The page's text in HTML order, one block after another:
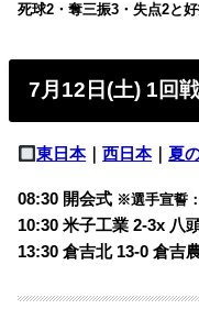
死球2・奪三振3・失点2と好
7月12日(土) 1回
東日本｜西日本｜夏
08:30 開会式 ※選手宣誓
10:30 米子工業 2-3x 八
13:30 倉吉北 13-0 倉吉